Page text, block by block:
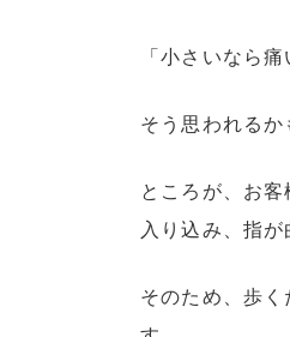
「小さいなら痛
そう思われるか
ところが、お
入り込み、指
そのため、歩